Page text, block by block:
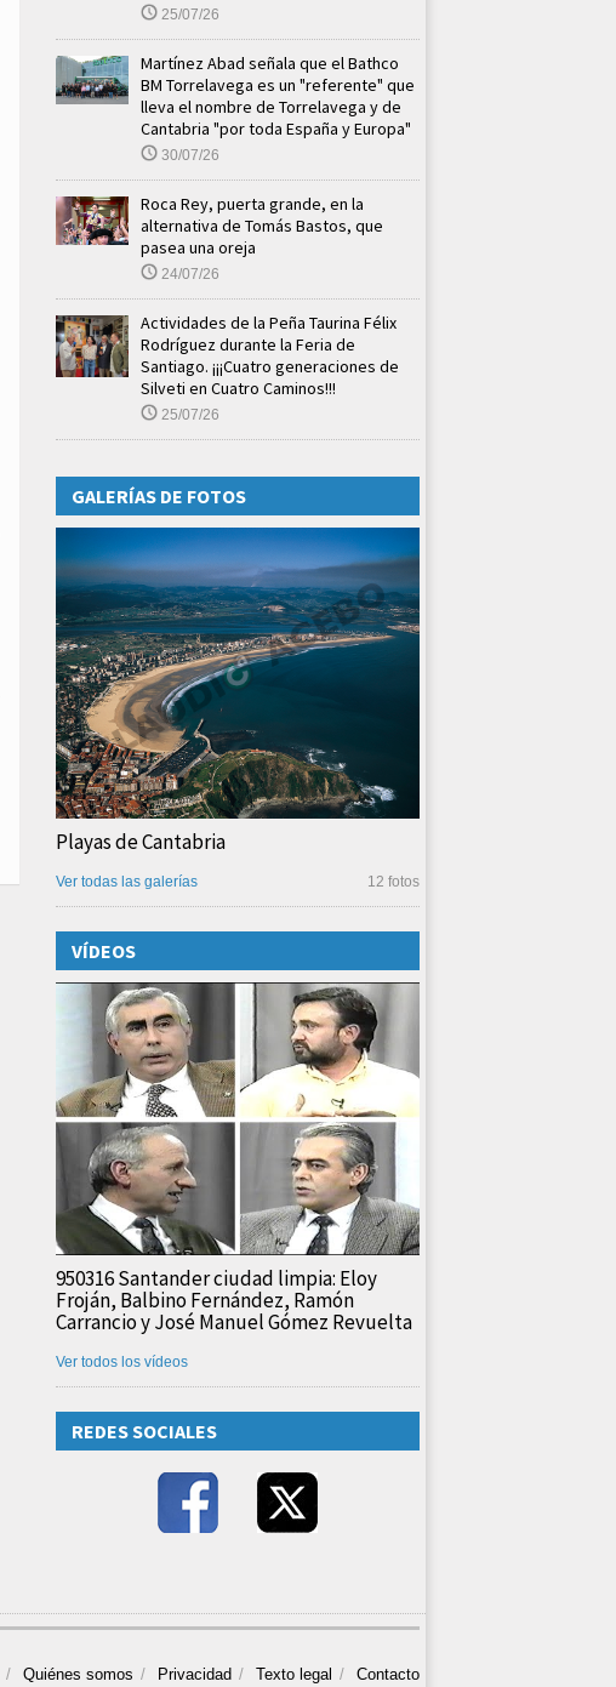
25/07/26
Martínez Abad señala que el Bathco
BM Torrelavega es un "referente" que
lleva el nombre de Torrelavega y de
Cantabria "por toda España y Europa"
30/07/26
Roca Rey, puerta grande, en la
alternativa de Tomás Bastos, que
pasea una oreja
24/07/26
Actividades de la Peña Taurina Félix
Rodríguez durante la Feria de
Santiago. ¡¡¡Cuatro generaciones de
Silveti en Cuatro Caminos!!!
25/07/26
GALERÍAS DE FOTOS
Playas de Cantabria
12 fotos
Ver todas las galerías
VÍDEOS
950316 Santander ciudad limpia: Eloy
Froján, Balbino Fernández, Ramón
Carrancio y José Manuel Gómez Revuelta
Ver todos los vídeos
REDES SOCIALES
Quiénes somos Privacidad Texto legal Contacto